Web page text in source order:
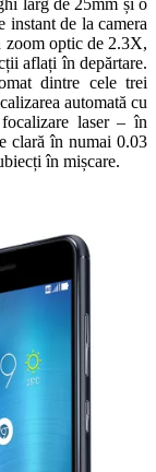
de la camera
zoom optic de 2.3X,
aflați în depărtare.
dintre cele trei
automată cu
laser – în
clară în numai 0.03
în mișcare.